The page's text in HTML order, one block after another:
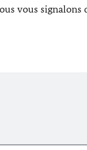
vous signalons